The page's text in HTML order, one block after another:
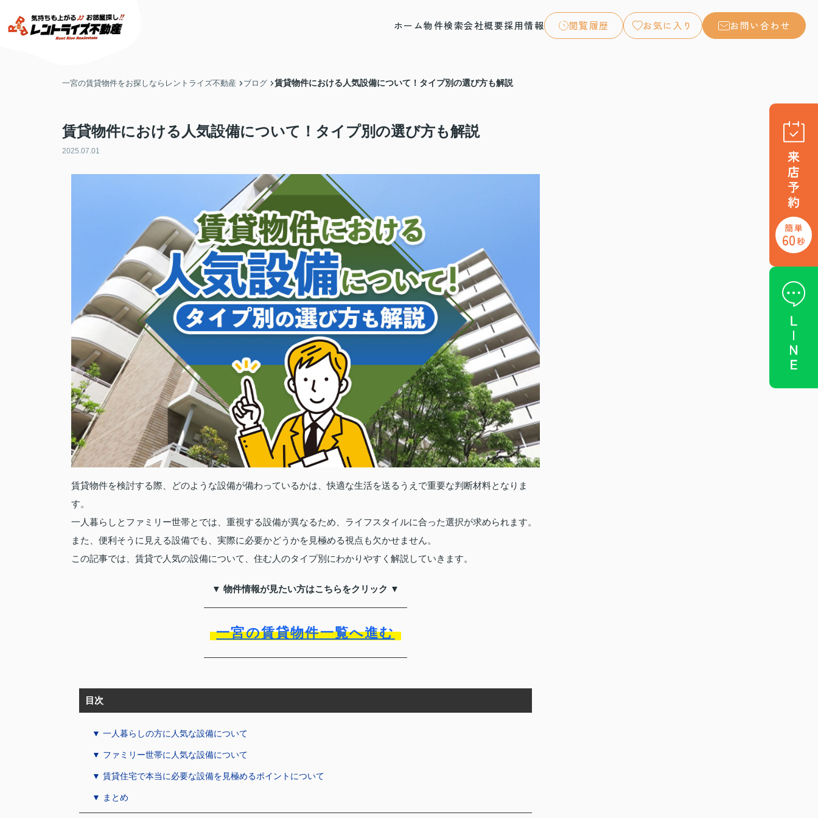
ホーム物件検索会社概要採用情報 閲覧履歴 お気に入り お問い合わせ
一宮の賃貸物件をお探しならレントライズ不動産 ブログ 賃貸物件における人気設備について！タイプ別の選び方も解説
賃貸物件における人気設備について！タイプ別の選び方も解説
2025.07.01
賃貸物件を検討する際、どのような設備が備わっているかは、快適な生活を送るうえで重要な判断材料となりま
す。
一人暮らしとファミリー世帯とでは、重視する設備が異なるため、ライフスタイルに合った選択が求められます。
また、便利そうに見える設備でも、実際に必要かどうかを見極める視点も欠かせません。
この記事では、賃貸で人気の設備について、住む人のタイプ別にわかりやすく解説していきます。
▼ 物件情報が見たい方はこちらをクリック ▼
一宮の賃貸物件一覧へ進む
目次
▼ 一人暮らしの方に人気な設備について
▼ ファミリー世帯に人気な設備について
▼ 賃貸住宅で本当に必要な設備を見極めるポイントについて
▼ まとめ